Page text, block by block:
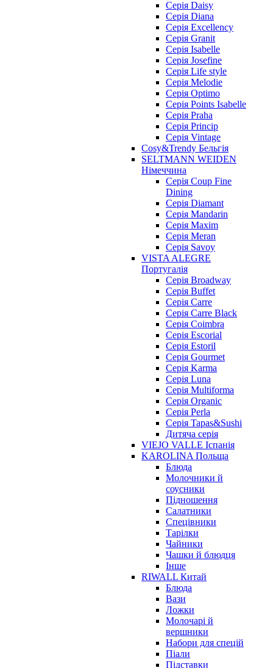
Серія Daisy
Серія Diana
Серія Excellency
Серія Granit
Серія Isabelle
Серія Josefine
Серія Life style
Серія Melodie
Серія Optimo
Серія Points Isabelle
Серія Praha
Серія Princip
Серія Vintage
Cosy&Trendy Бельгія
SELTMANN WEIDEN
Німеччина
Cерія Coup Fine
Dining
Cерія Diamant
Cерія Mandarin
Cерія Maxim
Серія Meran
Серія Savoy
VISTA ALEGRE
Португалія
Серія Broadway
Серія Buffet
Серія Carre
Серія Carre Black
Серія Coimbra
Серія Escorial
Серія Estoril
Серія Gourmet
Серія Karma
Серія Luna
Серія Multiforma
Серія Organic
Серія Perla
Серія Tapas&Sushi
Дитяча серія
VIEJO VALLE Іспанія
KAROLINA Польща
Блюда
Молочники й
соусники
Підношення
Салатники
Спецівники
Тарілки
Чайники
Чашки й блюдця
Інше
RIWALL Китай
Блюда
Вази
Ложки
Молочарі й
вершники
Набори для спецій
Піали
Підставки